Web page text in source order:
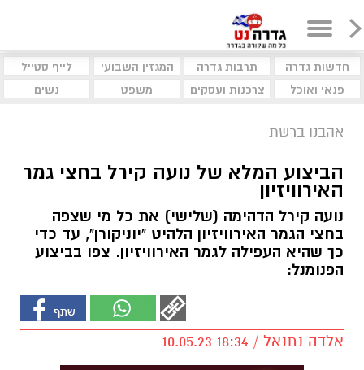
חדשות גדרה תרבות גדרה המגזין השבועי
לייף סטייל
פנאי ואוכל
צרכנות ועסקים משפט נשים
אהבנו ברשת
הביצוע המלא של נועה קירל בחצי גמר
האירוויזיון
נועה קירל הדהימה (שלישי) את כל מי שצפה
בחצי הגמר האירוויזיון הלהיט "יוניקורן", עד כדי
כך שהיא העפילה לגמר האירוויזיון. צפו בביצוע
הפנומנל:
אלדה נתנאל / 18:34 10.05.23